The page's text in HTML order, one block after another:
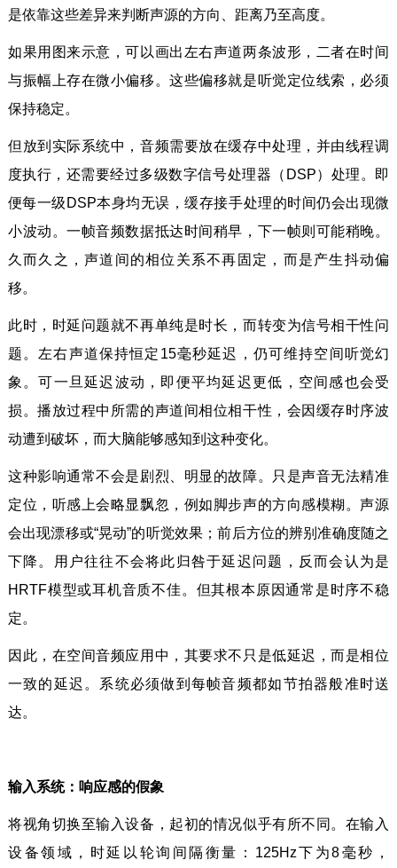
是依靠这些差异来判断声源的方向、距离乃至高度。
如果用图来示意，可以画出左右声道两条波形，二者在时间
与振幅上存在微小偏移。这些偏移就是听觉定位线索，必须
保持稳定。
但放到实际系统中，音频需要放在缓存中处理，并由线程调
度执行，还需要经过多级数字信号处理器（DSP）处理。即
便每一级DSP本身均无误，缓存接手处理的时间仍会出现微
小波动。一帧音频数据抵达时间稍早，下一帧则可能稍晚。
久而久之，声道间的相位关系不再固定，而是产生抖动偏
移。
此时，时延问题就不再单纯是时长，而转变为信号相干性问
题。左右声道保持恒定15毫秒延迟，仍可维持空间听觉幻
象。可一旦延迟波动，即便平均延迟更低，空间感也会受
损。播放过程中所需的声道间相位相干性，会因缓存时序波
动遭到破坏，而大脑能够感知到这种变化。
这种影响通常不会是剧烈、明显的故障。只是声音无法精准
定位，听感上会略显飘忽，例如脚步声的方向感模糊。声源
会出现漂移或“晃动”的听觉效果；前后方位的辨别准确度随之
下降。用户往往不会将此归咎于延迟问题，反而会认为是
HRTF模型或耳机音质不佳。但其根本原因通常是时序不稳
定。
因此，在空间音频应用中，其要求不只是低延迟，而是相位
一致的延迟。系统必须做到每帧音频都如节拍器般准时送
达。
输入系统：响应感的假象
将视角切换至输入设备，起初的情况似乎有所不同。在输入
设备领域，时延以轮询间隔衡量：125Hz下为8毫秒，